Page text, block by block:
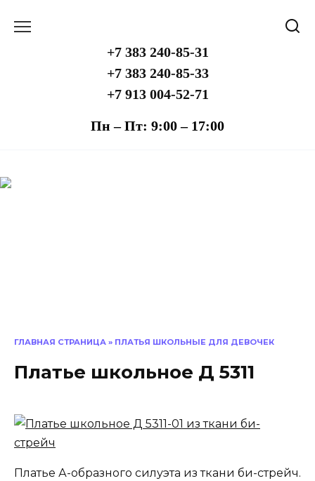
+7 383 240-85-31
+7 383 240-85-33
+7 913 004-52-71
Пн – Пт: 9:00 – 17:00
ГЛАВНАЯ СТРАНИЦА » ПЛАТЬЯ ШКОЛЬНЫЕ ДЛЯ ДЕВОЧЕК
Платье школьное Д 5311
Платье А-образного силуэта из ткани би-стрейч.